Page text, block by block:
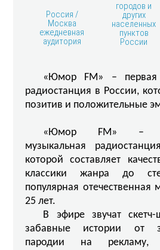
Россия /
Москва
ежедневная
аудитория
городов и
других
населенных
пунктов
России
«Юмор FM» – первая
радиостанция в России,
позитив и положительные
«Юмор FM» –
музыкальная
которой составляет
классики жанра до
популярная отечественная
25 лет.
В эфире звучат
забавные истории от
пародии на рекламу,